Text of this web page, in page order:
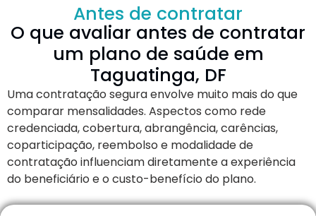
Antes de contratar
O que avaliar antes de contratar
um plano de saúde em
Taguatinga, DF
Uma contratação segura envolve muito mais do que
comparar mensalidades. Aspectos como rede
credenciada, cobertura, abrangência, carências,
coparticipação, reembolso e modalidade de
contratação influenciam diretamente a experiência
do beneficiário e o custo-benefício do plano.